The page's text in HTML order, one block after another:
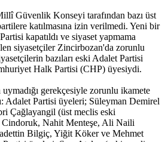
Güvenlik Konseyi tarafından bazı üst
katılmasına izin verilmedi. Yeni bir
kapatıldı ve siyaset yapmama
siyasetçiler Zincirbozan'da zorunlu
bazıları eski Adalet Partisi
Halk Partisi (CHP) üyesiydi.
gerekçesiyle zorunlu ikamete
Adalet Partisi üyeleri; Süleyman Demirel
Çağlayangil (üst meclis eski
Cindoruk, Nahit Menteşe, Ali Naili
Bilgiç, Yiğit Köker ve Mehmet